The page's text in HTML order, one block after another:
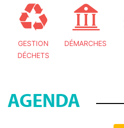
GESTION
DÉCHETS
DÉMARCHES
AGENDA